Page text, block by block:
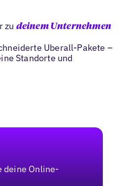
zu deinem Unternehmen
Uberall-Pakete –
Standorte und
deine Online-